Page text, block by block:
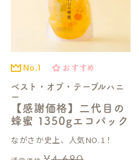
No.1 おすすめ
ベスト・オブ・テーブルハニ
ー
【感謝価格】二代目の
蜂蜜 1350gエコパック
ながさか史上、人気NO.1！